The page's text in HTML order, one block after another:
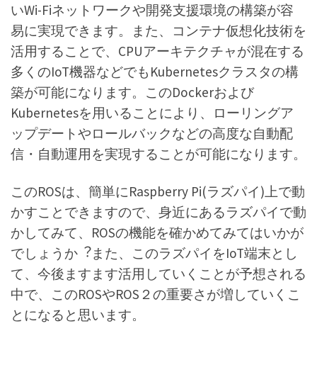
いWi-Fiネットワークや開発支援環境の構築が容
易に実現できます。また、コンテナ仮想化技術を
活用することで、CPUアーキテクチャが混在する
多くのIoT機器などでもKubernetesクラスタの構
築が可能になります。このDockerおよび
Kubernetesを用いることにより、ローリングア
ップデートやロールバックなどの高度な自動配
信・自動運用を実現することが可能になります。
このROSは、簡単にRaspberry Pi(ラズパイ)上で動
かすことできますので、身近にあるラズパイで動
かしてみて、ROSの機能を確かめてみてはいかが
でしょうか︖また、このラズパイをIoT端末とし
て、今後ますます活用していくことが予想される
中で、このROSやROS２の重要さが増していくこ
とになると思います。